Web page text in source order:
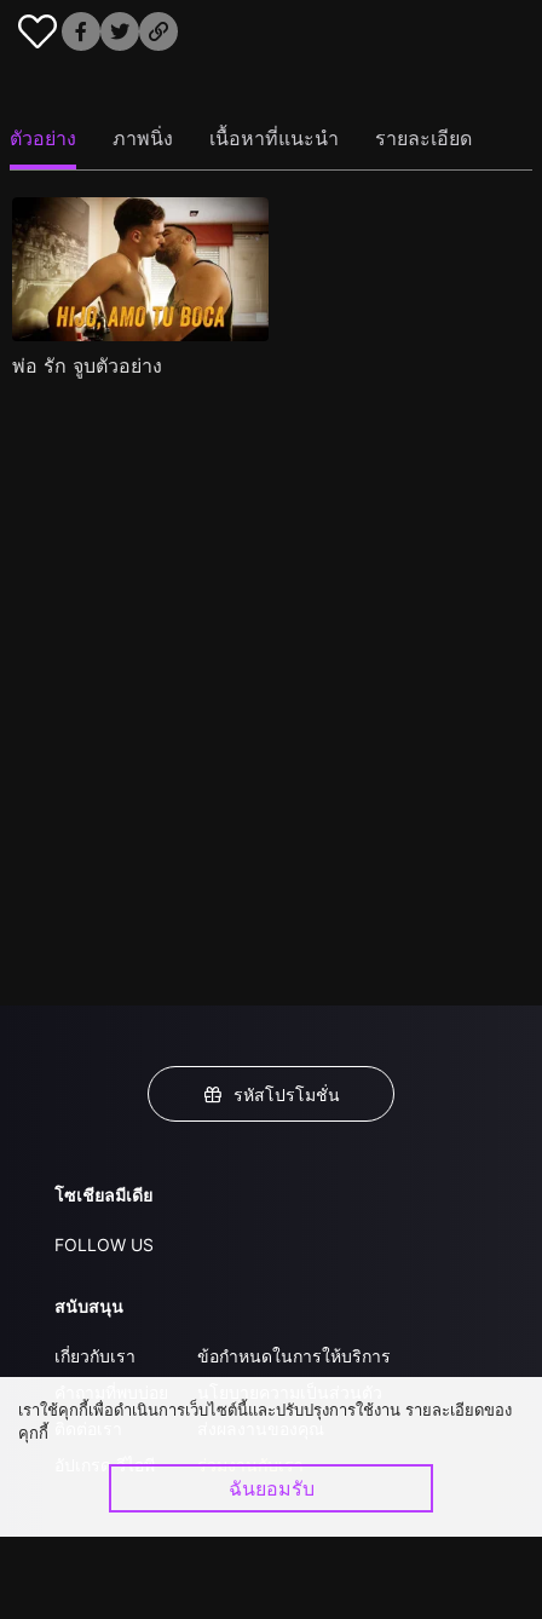
ตัวอย่าง ภาพนิ่ง เนื้อหาที่แนะนำ รายละเอียด
พ่อ รัก จูบตัวอย่าง
รหัสโปรโมชั่น
โซเชียลมีเดีย
FOLLOW US
สนับสนุน
เกี่ยวกับเรา
อัปเกรด วีไอพี
ข้อกำหนดในการให้บริการ
ร่วมงานกับเรา
เราใช้คุกกี้เพื่อดำเนินการเว็บไซต์นี้และปรับปรุงการใช้งาน รายละเอียดของ
คุกกี้
ฉันยอมรับ